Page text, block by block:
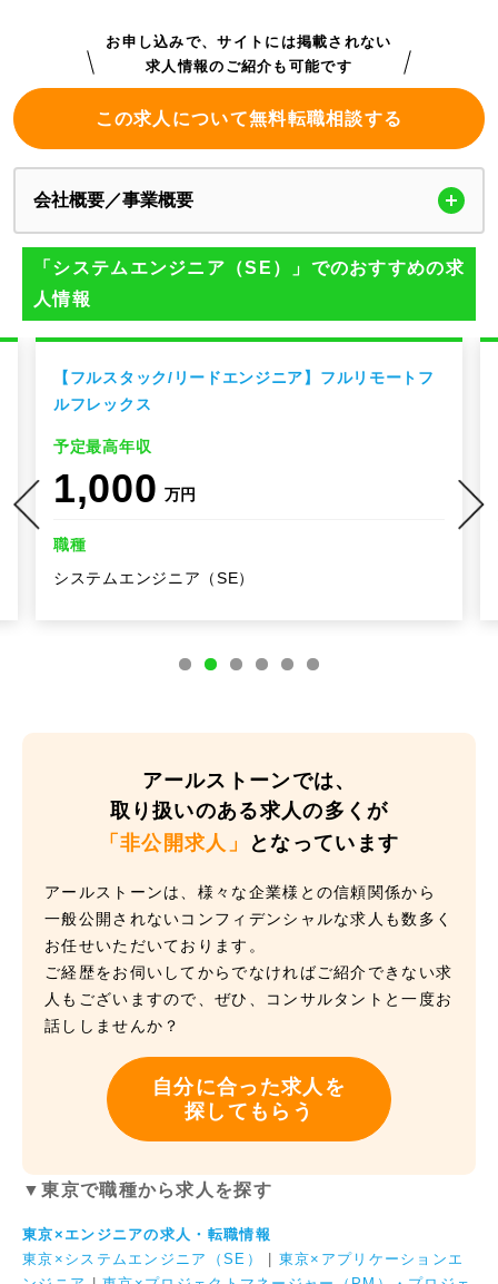
お申し込みで、サイトには掲載されない
求人情報のご紹介も可能です
この求人について無料転職相談する
会社概要／事業概要
「システムエンジニア（SE）」でのおすすめの求
人情報
【フルスタック/リードエンジニア】フルリモートフ
ルフレックス
予定最高年収
1,000 万円
職種
システムエンジニア（SE）
アールストーンでは、
取り扱いのある求人の多くが
「非公開求人」
となっています
アールストーンは、様々な企業様との信頼関係から
一般公開されないコンフィデンシャルな求人も数多く
お任せいただいております。
ご経歴をお伺いしてからでなければご紹介できない求
人もございますので、ぜひ、コンサルタントと一度お
話ししませんか？
自分に合った求人を
探してもらう
▼東京で職種から求人を探す
東京×エンジニアの求人・転職情報
東京×システムエンジニア（SE）
東京×アプリケーションエ